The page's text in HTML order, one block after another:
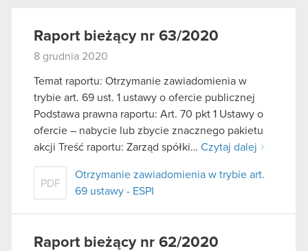
Raport bieżący nr 63/2020
8 grudnia 2020
Temat raportu: Otrzymanie zawiadomienia w
trybie art. 69 ust. 1 ustawy o ofercie publicznej
Podstawa prawna raportu: Art. 70 pkt 1 Ustawy o
ofercie – nabycie lub zbycie znacznego pakietu
akcji Treść raportu: Zarząd spółki… Czytaj dalej
PDF
Otrzymanie zawiadomienia w trybie art.
69 ustawy - ESPI
Raport bieżący nr 62/2020